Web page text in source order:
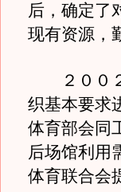
后，确定了
现有资源，
２００２
织基本要求
体育部会同
后场馆利用
体育联合会